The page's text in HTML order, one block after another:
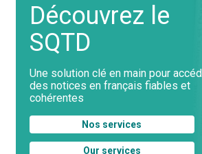
Page
d'Accueil
du
SQTD
Découvrez le
SQTD
Une solution clé en main pour
des notices en français fiables et
cohérentes
Nos services
Our services